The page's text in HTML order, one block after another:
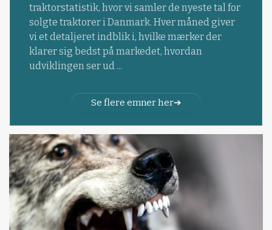
traktorstatistik, hvor vi samler de nyeste tal for
solgte traktorer i Danmark. Hver måned giver
vi et detaljeret indblik i, hvilke mærker der
klarer sig bedst på markedet, hvordan
udviklingen ser ud ...
Se flere emner her